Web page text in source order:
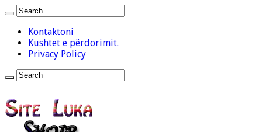
Kontaktoni
Kushtet e përdorimit.
Privacy Policy